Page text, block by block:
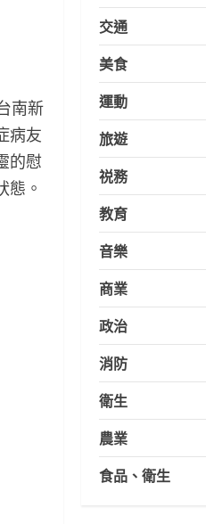
南新
病友
的慰
態。
交通
美食
運動
旅遊
祱務
教育
音樂
商業
政治
消防
衛生
農業
食品、衛生